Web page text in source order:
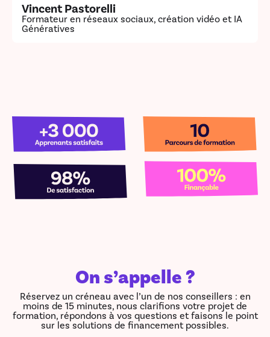
Vincent Pastorelli
Formateur en réseaux sociaux, création vidéo et IA
Génératives
On s’appelle ?
Réservez un créneau avec l’un de nos conseillers : en
moins de 15 minutes, nous clarifions votre projet de
formation, répondons à vos questions et faisons le point
sur les solutions de financement possibles.